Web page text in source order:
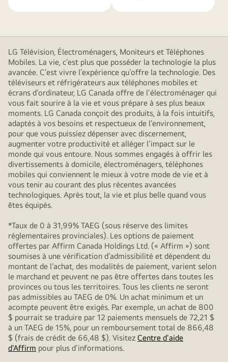
LG Télévision, Électroménagers, Moniteurs et Téléphones
Mobiles. La vie, c’est plus que posséder la technologie la plus
avancée. C’est vivre l’expérience qu’offre la technologie. Des
téléviseurs et réfrigérateurs aux téléphones mobiles et
écrans d’ordinateur, LG Canada offre de l’électroménager qui
vous fait sourire à la vie et vous prépare à ses plus beaux
moments. LG Canada conçoit des produits, à la fois intuitifs,
adaptés à vos besoins et respectueux de l’environnement,
pour que vous puissiez dépenser avec discernement,
augmenter votre productivité et alléger l’impact sur le
monde qui vous entoure. Nous sommes engagés à offrir les
divertissements à domicile, électroménagers, téléphones
mobiles qui conviennent le mieux à votre mode de vie et à
vous tenir au courant des plus récentes avancées
technologiques. Après tout, la vie et plus belle quand vous
êtes équipés.
*Taux de 0 à 31,99% TAEG (sous réserve des limites
réglementaires provinciales). Les options de paiement
offertes par Affirm Canada Holdings Ltd. (« Affirm ») sont
soumises à une vérification d’admissibilité et dépendent du
montant de l’achat, des modalités de paiement, varient selon
le marchand et peuvent ne pas être offertes dans toutes les
provinces ou tous les territoires. Tous les clients ne seront
pas admissibles au TAEG de 0%. Un achat minimum et un
acompte peuvent être exigés. Par exemple, un achat de 800
$ pourrait se traduire par 12 paiements mensuels de 72,21 $
à un TAEG de 15%, pour un remboursement total de 866,48
$ (frais de crédit de 66,48 $). Visitez Centre d'aide
d'Affirm pour plus d’informations.